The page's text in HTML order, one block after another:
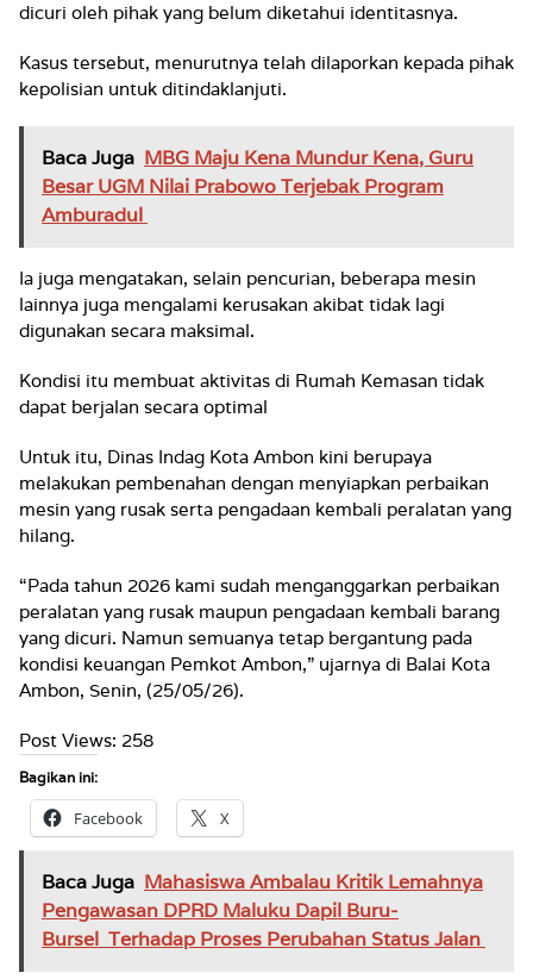
dicuri oleh pihak yang belum diketahui identitasnya.
Kasus tersebut, menurutnya telah dilaporkan kepada pihak
kepolisian untuk ditindaklanjuti.
Baca Juga MBG Maju Kena Mundur Kena, Guru
Besar UGM Nilai Prabowo Terjebak Program
Amburadul
Ia juga mengatakan, selain pencurian, beberapa mesin
lainnya juga mengalami kerusakan akibat tidak lagi
digunakan secara maksimal.
Kondisi itu membuat aktivitas di Rumah Kemasan tidak
dapat berjalan secara optimal
Untuk itu, Dinas Indag Kota Ambon kini berupaya
melakukan pembenahan dengan menyiapkan perbaikan
mesin yang rusak serta pengadaan kembali peralatan yang
hilang.
“Pada tahun 2026 kami sudah menganggarkan perbaikan
peralatan yang rusak maupun pengadaan kembali barang
yang dicuri. Namun semuanya tetap bergantung pada
kondisi keuangan Pemkot Ambon,” ujarnya di Balai Kota
Ambon, Senin, (25/05/26).
Post Views: 258
Bagikan ini:
Facebook X
Baca Juga Mahasiswa Ambalau Kritik Lemahnya
Pengawasan DPRD Maluku Dapil Buru-
Bursel Terhadap Proses Perubahan Status Jalan